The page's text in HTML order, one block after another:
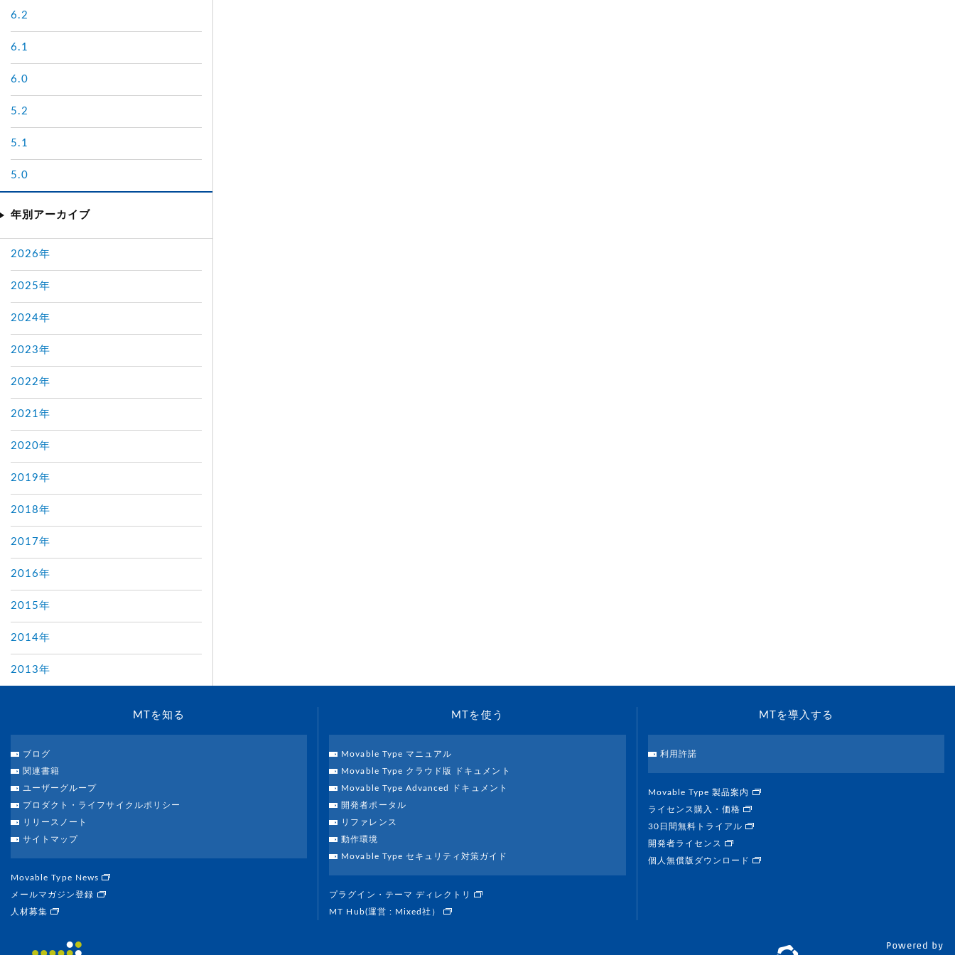
6.2
6.1
6.0
5.2
5.1
5.0
年別アーカイブ
2026年
2025年
2024年
2023年
2022年
2021年
2020年
2019年
2018年
2017年
2016年
2015年
2014年
2013年
MTを知る
ブログ
関連書籍
ユーザーグループ
プロダクト・ライフサイクルポリシー
リリースノート
サイトマップ
Movable Type News
メールマガジン登録
人材募集
MTを使う
Movable Type マニュアル
Movable Type クラウド版 ドキュメント
Movable Type Advanced ドキュメント
開発者ポータル
リファレンス
動作環境
Movable Type セキュリティ対策ガイド
プラグイン・テーマ ディレクトリ
MT Hub(運営 : Mixed社）
MTを導入する
利用許諾
Movable Type 製品案内
ライセンス購入・価格
30日間無料トライアル
開発者ライセンス
個人無償版ダウンロード